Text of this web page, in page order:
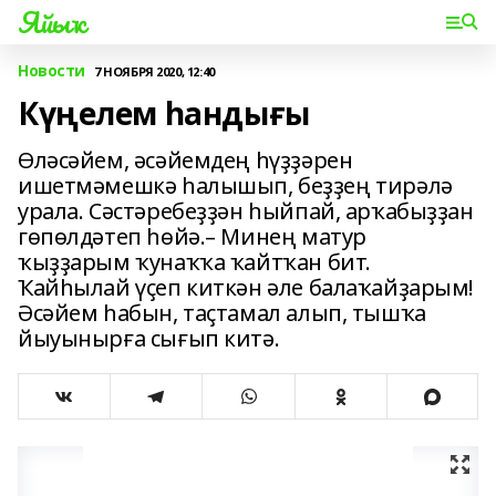
Яйыҡ
Новости 7 НОЯБРЯ 2020, 12:40
Күңелем һандығы
Өләсәйем, әсәйемдең һүҙҙәрен
ишетмәмешкә һалышып, беҙҙең тирәлә
урала. Сәстәребеҙҙән һыйпай, арҡабыҙҙан
гөпөлдәтеп һөйә.– Минең матур
ҡыҙҙарым ҡунаҡҡа ҡайтҡан бит.
Ҡайһылай үҫеп киткән әле балаҡайҙарым!
Әсәйем һабын, таҫтамал алып, тышҡа
йыуынырға сығып китә.